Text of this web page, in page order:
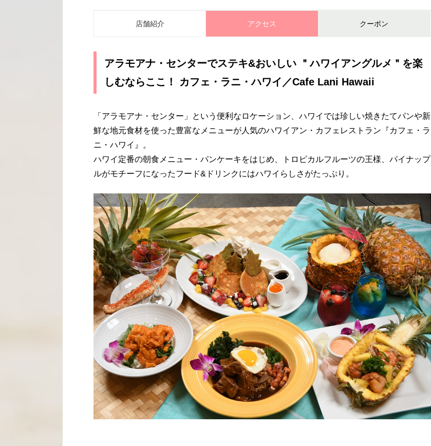
店舗紹介 アクセス クーポン
アラモアナ・センターでステキ&おいしい ＂ハワイアングルメ＂を楽
しむならここ！ カフェ・ラニ・ハワイ／Cafe Lani Hawaii
「アラモアナ・センター」という便利なロケーション、ハワイでは珍しい焼きたてパンや新
鮮な地元食材を使った豊富なメニューが人気のハワイアン・カフェレストラン『カフェ・ラ
ニ・ハワイ』。
ハワイ定番の朝食メニュー・パンケーキをはじめ、トロピカルフルーツの王様、パイナップ
ルがモチーフになったフード&ドリンクにはハワイらしさがたっぷり。